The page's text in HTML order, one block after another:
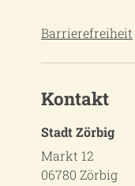
Barrierefreiheit
Kontakt
Stadt Zörbig
Markt 12
06780 Zörbig